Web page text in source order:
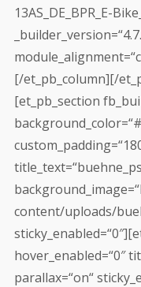
13AS_DE_BPR_E-
[/et_pb_column][/
[et_pb_section
content/uploads/
hover_enabled=“0″
parallax=“on“